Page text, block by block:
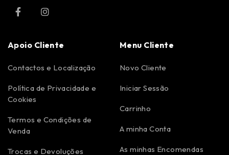
Apoio Cliente
Contactos e Localização
Política de Privacidade e
Cookies
Termos e Condições de
Venda
Trocas e Devoluções
Menu Cliente
Novo Cliente
Iniciar Sessão
Carrinho
A minha Conta
As minhas Encomendas